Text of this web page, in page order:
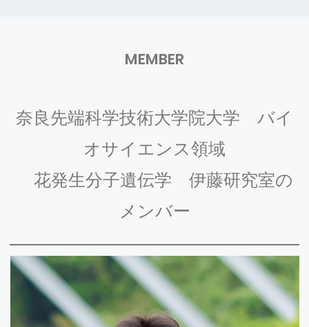
稔性の操作技術の開発」について紹介しました。
る新規低分子化合物について」のプレスリリース
D3大塚さんが筆頭著者である
論文が発表されまし
D2古田くんが 学術変革領域研究(A)「挑戦的両性
花原理」若手の会2024 において優秀口頭発表賞
を受賞しました。
2024.12/16
M1岡本さんが 学術変革領域研究(A)「植物気候フ
よ
そ！"
MEMBER
奈良先端科学技術大学院大学 バイ
オサイエンス領域
花発生分子遺伝学 伊藤研究室の
メンバー